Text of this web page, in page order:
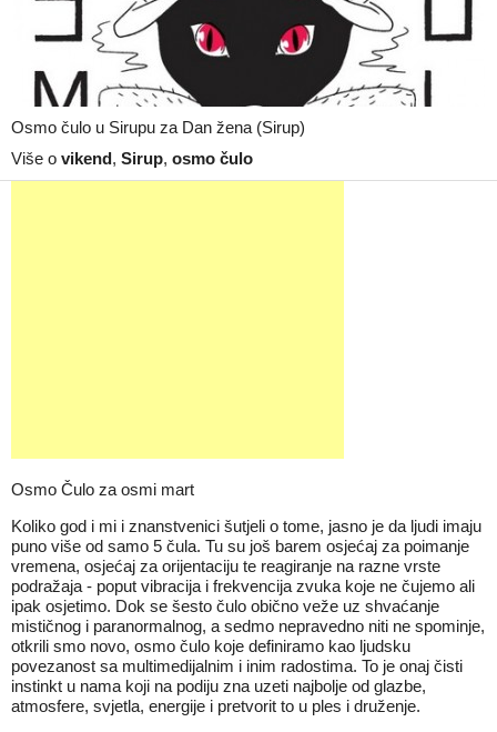
Osmo čulo u Sirupu za Dan žena (Sirup)
Više o vikend, Sirup, osmo čulo
Osmo Čulo za osmi mart
Koliko god i mi i znanstvenici šutjeli o tome, jasno je da ljudi imaju
puno više od samo 5 čula. Tu su još barem osjećaj za poimanje
vremena, osjećaj za orijentaciju te reagiranje na razne vrste
podražaja - poput vibracija i frekvencija zvuka koje ne čujemo ali
ipak osjetimo. Dok se šesto čulo obično veže uz shvaćanje
mističnog i paranormalnog, a sedmo nepravedno niti ne spominje,
otkrili smo novo, osmo čulo koje definiramo kao ljudsku
povezanost sa multimedijalnim i inim radostima. To je onaj čisti
instinkt u nama koji na podiju zna uzeti najbolje od glazbe,
atmosfere, svjetla, energije i pretvorit to u ples i druženje.